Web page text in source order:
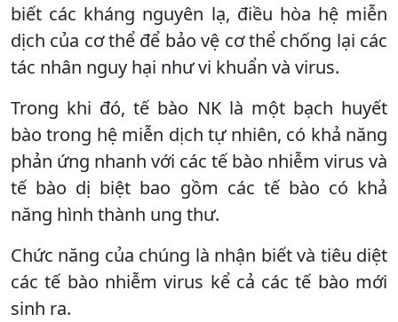
biết các kháng nguyên lạ, điều hòa hệ miễn
dịch của cơ thể để bảo vệ cơ thể chống lại các
tác nhân nguy hại như vi khuẩn và virus.
Trong khi đó, tế bào NK là một bạch huyết
bào trong hệ miễn dịch tự nhiên, có khả năng
phản ứng nhanh với các tế bào nhiễm virus và
tế bào dị biệt bao gồm các tế bào có khả
năng hình thành ung thư.
Chức năng của chúng là nhận biết và tiêu diệt
các tế bào nhiễm virus kể cả các tế bào mới
sinh ra.